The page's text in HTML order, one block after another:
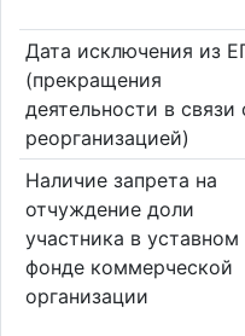
Дата исключения из
(прекращения
деятельности в связи
реорганизацией)
Наличие запрета на
отчуждение доли
участника в уставном
фонде коммерческой
организации